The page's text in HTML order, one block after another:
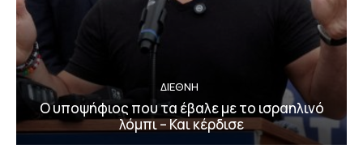
ΔΙΕΘΝΗ
Ο υποψήφιος που τα έβαλε με το ισραηλινό
λόμπι – Και κέρδισε